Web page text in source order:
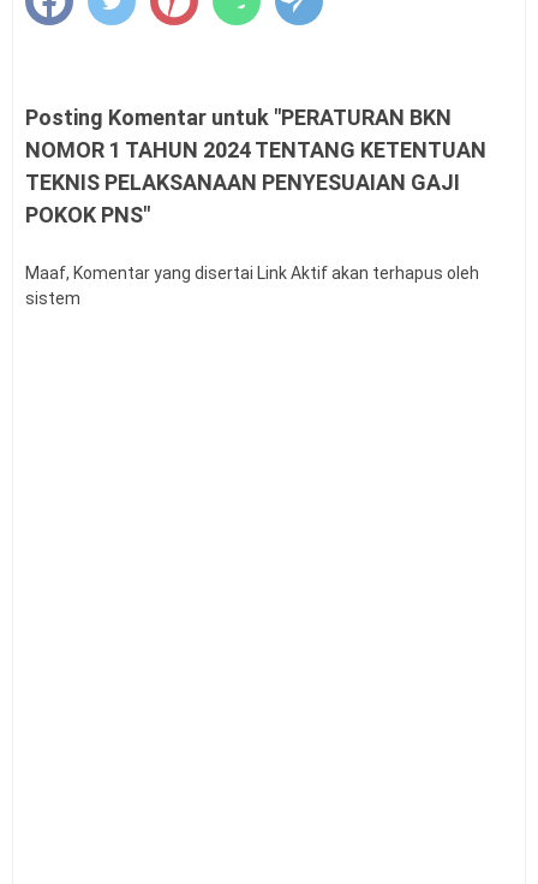
Panduan Cara Aktivasi MFA Pada SSO BKN
Contoh Soal Penilaian Situasi Kerja Sederhana PPPK
Guru
Permendagri Nomor 86 Tahun 2022
Contoh Soal Uji Kompetensi Pengawas Sekolah
Buku Panduan Mudik Lebaran
Teknik Analisis Data dalam Penelitian Kuantitatif
Posting Komentar untuk "PERATURAN BKN
NOMOR 1 TAHUN 2024 TENTANG KETENTUAN
TEKNIS PELAKSANAAN PENYESUAIAN GAJI
POKOK PNS"
Maaf, Komentar yang disertai Link Aktif akan terhapus oleh
sistem